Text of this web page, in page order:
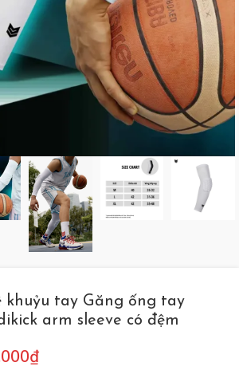
khuỷu tay Găng ống tay
arm sleeve có đệm
₫